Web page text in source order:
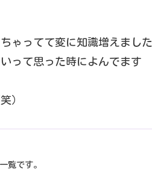
ゃってて変に知識増えました
って思った時によんでます
）
覧です。